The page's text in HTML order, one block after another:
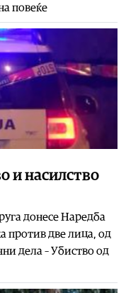
повеќе
и насилство
донесе Наредба
против две лица, од
дела – Убиство од